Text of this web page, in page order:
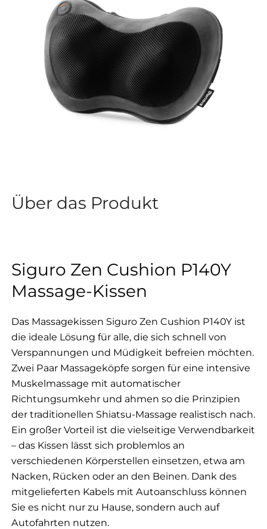
Über das Produkt
Siguro Zen Cushion P140Y
Massage-Kissen
Das Massagekissen Siguro Zen Cushion P140Y ist
die ideale Lösung für alle, die sich schnell von
Verspannungen und Müdigkeit befreien möchten.
Zwei Paar Massageköpfe sorgen für eine intensive
Muskelmassage mit automatischer
Richtungsumkehr und ahmen so die Prinzipien
der traditionellen Shiatsu-Massage realistisch nach.
Ein großer Vorteil ist die vielseitige Verwendbarkeit
– das Kissen lässt sich problemlos an
verschiedenen Körperstellen einsetzen, etwa am
Nacken, Rücken oder an den Beinen. Dank des
mitgelieferten Kabels mit Autoanschluss können
Sie es nicht nur zu Hause, sondern auch auf
Autofahrten nutzen.